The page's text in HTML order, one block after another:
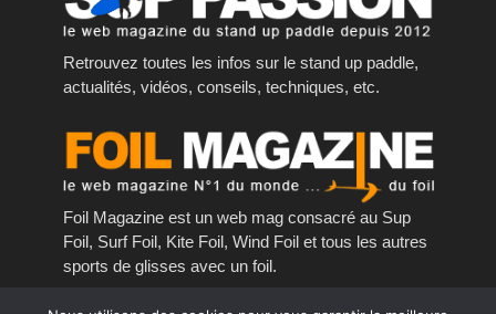
Retrouvez toutes les infos sur le stand up paddle,
actualités, vidéos, conseils, techniques, etc.
Foil Magazine est un web mag consacré au Sup
Foil, Surf Foil, Kite Foil, Wind Foil et tous les autres
sports de glisses avec un foil.